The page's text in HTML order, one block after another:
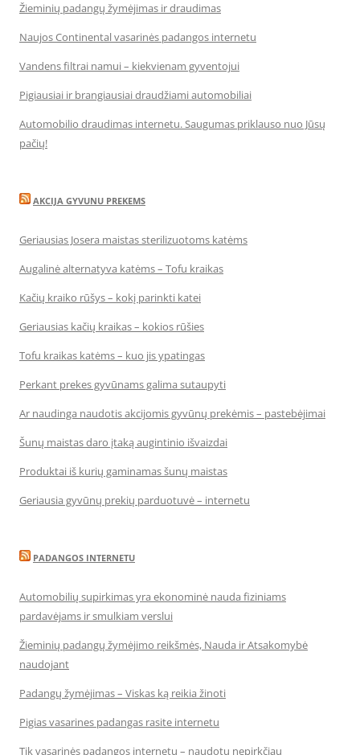
Žieminių padangų žymėjimas ir draudimas
Naujos Continental vasarinės padangos internetu
Vandens filtrai namui – kiekvienam gyventojui
Pigiausiai ir brangiausiai draudžiami automobiliai
Automobilio draudimas internetu. Saugumas priklauso nuo Jūsų
pačių!
AKCIJA GYVUNU PREKEMS
Geriausias Josera maistas sterilizuotoms katėms
Augalinė alternatyva katėms – Tofu kraikas
Kačių kraiko rūšys – kokį parinkti katei
Geriausias kačių kraikas – kokios rūšies
Tofu kraikas katėms – kuo jis ypatingas
Perkant prekes gyvūnams galima sutaupyti
Ar naudinga naudotis akcijomis gyvūnų prekėmis – pastebėjimai
Šunų maistas daro įtaką augintinio išvaizdai
Produktai iš kurių gaminamas šunų maistas
Geriausia gyvūnų prekių parduotuvė – internetu
PADANGOS INTERNETU
Automobilių supirkimas yra ekonominė nauda fiziniams
pardavėjams ir smulkiam verslui
Žieminių padangų žymėjimo reikšmės, Nauda ir Atsakomybė
naudojant
Padangų žymėjimas – Viskas ką reikia žinoti
Pigias vasarines padangas rasite internetu
Tik vasarinės padangos internetu – naudotų nepirkčiau